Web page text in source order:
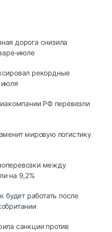
дорога снизила
июле
рекордные
РФ перевезли
мировую логистику
между
на 9,2%
будет работать после
санкции против